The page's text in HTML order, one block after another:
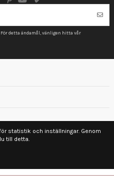
detta ändamål, vänligen hitta vår
statistik och inställningar. Genom
till detta.